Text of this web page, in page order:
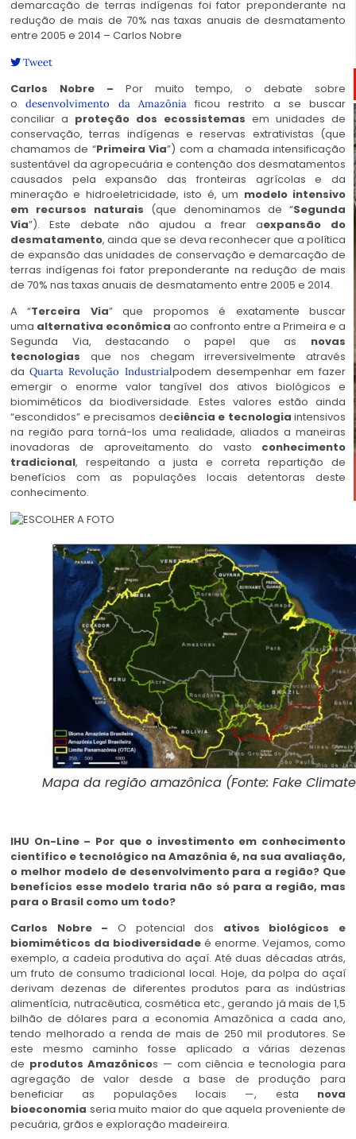
demarcação de terras indígenas foi fator preponderante na
redução de mais de 70% nas taxas anuais de desmatamento
entre 2005 e 2014 – Carlos Nobre
Tweet
Carlos Nobre – Por muito tempo, o debate sobre
odesenvolvimento da Amazôniaficou restrito a se buscar
conciliar a proteção dos ecossistemas em unidades de
conservação, terras indígenas e reservas extrativistas (que
chamamos de “Primeira Via”) com a chamada intensificação
sustentável da agropecuária e contenção dos desmatamentos
causados pela expansão das fronteiras agrícolas e da
mineração e hidroeletricidade, isto é, um modelo intensivo
em recursos naturais (que denominamos de “Segunda
Via”). Este debate não ajudou a frear aexpansão do
desmatamento, ainda que se deva reconhecer que a política
de expansão das unidades de conservação e demarcação de
terras indígenas foi fator preponderante na redução de mais
de 70% nas taxas anuais de desmatamento entre 2005 e 2014.
A “Terceira Via” que propomos é exatamente buscar
uma alternativa econômica ao confronto entre a Primeira e a
Segunda Via, destacando o papel que as novas
tecnologias que nos chegam irreversivelmente através
daQuarta Revolução Industrialpodem desempenhar em fazer
emergir o enorme valor tangível dos ativos biológicos e
biomiméticos da biodiversidade. Estes valores estão ainda
“escondidos” e precisamos deciência e tecnologia intensivos
na região para torná-los uma realidade, aliados a maneiras
inovadoras de aproveitamento do vasto conhecimento
tradicional, respeitando a justa e correta repartição de
benefícios com as populações locais detentoras deste
conhecimento.
Mapa da região amazônica (Fonte: Fake
IHU On-Line – Por que o investimento em conhecimento
científico e tecnológico na Amazônia é, na sua avaliação,
o melhor modelo de desenvolvimento para a região? Que
benefícios esse modelo traria não só para a região, mas
para o Brasil como um todo?
Carlos Nobre – O potencial dos ativos biológicos e
biomiméticos da biodiversidade é enorme. Vejamos, como
exemplo, a cadeia produtiva do açaí. Até duas décadas atrás,
um fruto de consumo tradicional local. Hoje, da polpa do açaí
derivam dezenas de diferentes produtos para as indústrias
alimentícia, nutracêutica, cosmética etc., gerando já mais de 1,5
bilhão de dólares para a economia Amazônica a cada ano,
tendo melhorado a renda de mais de 250 mil produtores. Se
este mesmo caminho fosse aplicado a várias dezenas
de produtos Amazônicos — com ciência e tecnologia para
agregação de valor desde a base de produção para
beneficiar as populações locais —, esta nova
bioeconomia seria muito maior do que aquela proveniente de
pecuária, grãos e exploração madeireira.